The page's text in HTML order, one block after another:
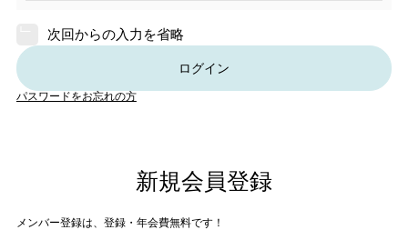
次回からの入力を省略
ログイン
パスワードをお忘れの方
新規会員登録
メンバー登録は、登録・年会費無料です！